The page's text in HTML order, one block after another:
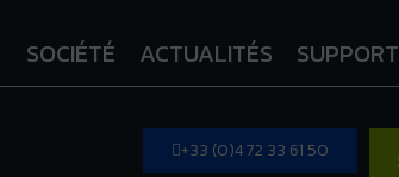
SOCIÉTÉ ACTUALITÉS SUPPORT
+33 (0)4 72 33 61 50